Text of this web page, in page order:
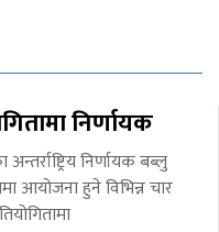
निर्णायक
निर्णायक बब्लु
आयोजना हुने विभिन्न चार